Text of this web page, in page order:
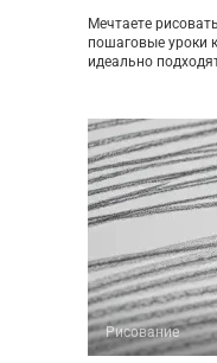
Мечтаете
пошаговые уроки
идеально
Рисование